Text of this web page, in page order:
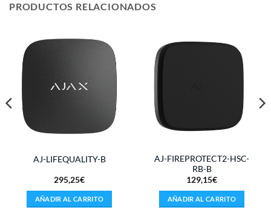
PRODUCTOS RELACIONADOS
AJ-LIFEQUALITY-B
295,25€
AÑADIR AL CARRITO
AJ-FIREPROTECT2-HSC-
RB-B
129,15€
AÑADIR AL CARRITO